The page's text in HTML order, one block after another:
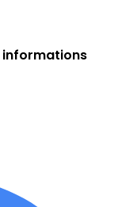
informations